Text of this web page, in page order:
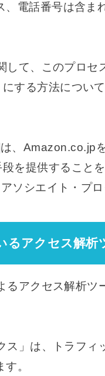
電話番号は含ま
して、このプロセ
する方法について
、Amazon.co.jp
段を提供すること
ソシエイト・プロ
るアクセス解析
るアクセス解析ツ
ス」は、トラフィ
。